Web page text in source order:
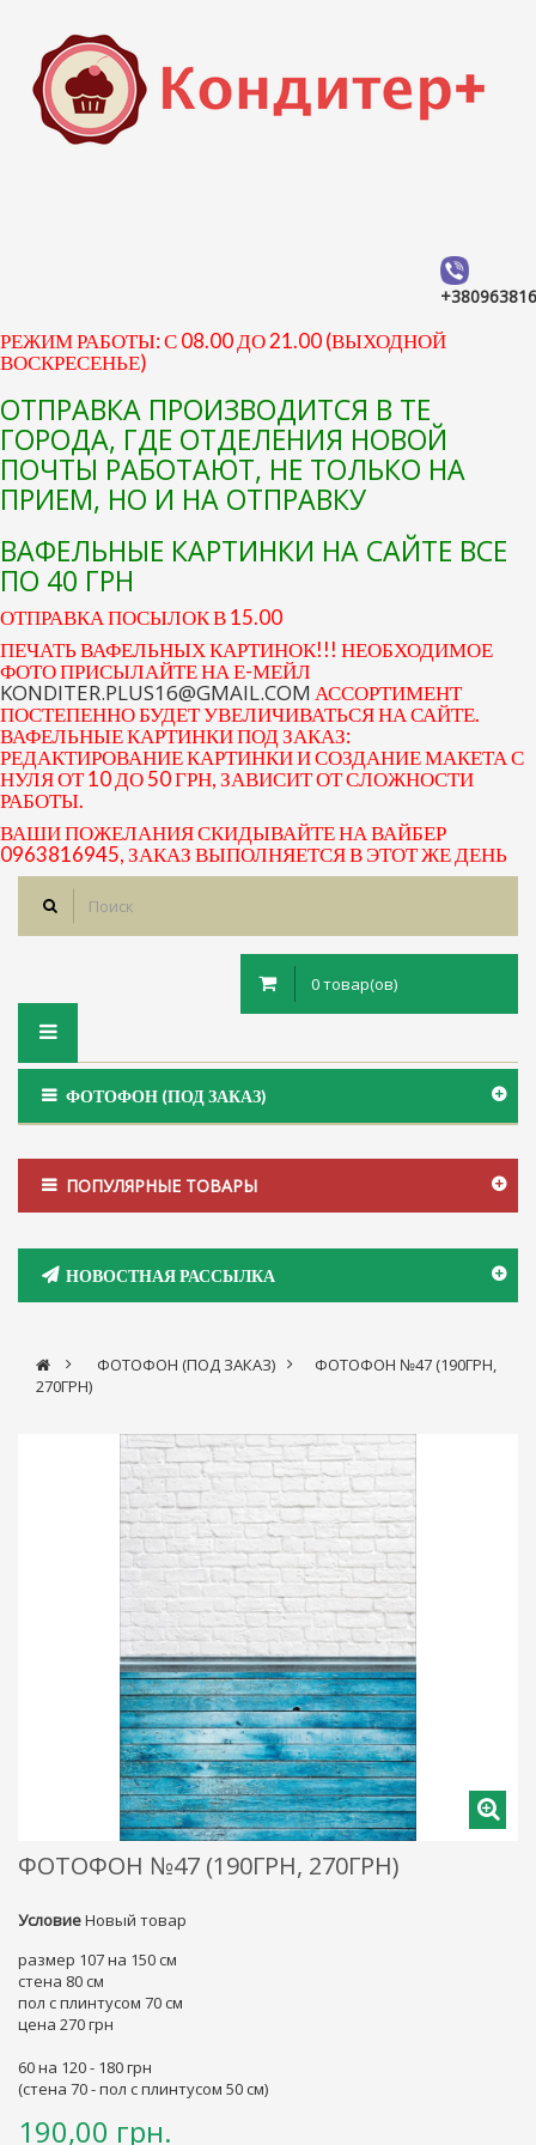
РЕЖИМ РАБОТЫ: С 08.00 ДО 21.00 (ВЫХОДНОЙ
ВОСКРЕСЕНЬЕ)
ОТПРАВКА ПРОИЗВОДИТСЯ В ТЕ
ГОРОДА, ГДЕ ОТДЕЛЕНИЯ НОВОЙ
ПОЧТЫ РАБОТАЮТ, НЕ ТОЛЬКО НА
ПРИЕМ, НО И НА ОТПРАВКУ
ВАФЕЛЬНЫЕ КАРТИНКИ НА САЙТЕ ВСЕ
ПО 40 ГРН
ОТПРАВКА ПОСЫЛОК В 15.00
ПЕЧАТЬ ВАФЕЛЬНЫХ КАРТИНОК!!! НЕОБХОДИМОЕ
ФОТО ПРИСЫЛАЙТЕ НА Е-МЕЙЛ
KONDITER.PLUS16@GMAIL.COM АССОРТИМЕНТ
ПОСТЕПЕННО БУДЕТ УВЕЛИЧИВАТЬСЯ НА САЙТЕ.
ВАФЕЛЬНЫЕ КАРТИНКИ ПОД ЗАКАЗ:
РЕДАКТИРОВАНИЕ КАРТИНКИ И СОЗДАНИЕ МАКЕТА С
НУЛЯ ОТ 10 ДО 50 ГРН, ЗАВИСИТ ОТ СЛОЖНОСТИ
РАБОТЫ.
ВАШИ ПОЖЕЛАНИЯ СКИДЫВАЙТЕ НА ВАЙБЕР
0963816945, ЗАКАЗ ВЫПОЛНЯЕТСЯ В ЭТОТ ЖЕ ДЕНЬ
0 товар(ов)
Toggle
ФОТОФОН (ПОД ЗАКАЗ)
ПОПУЛЯРНЫЕ ТОВАРЫ
НОВОСТНАЯ РАССЫЛКА
> ФОТОФОН (ПОД ЗАКАЗ) >
ФОТОФОН №47 (190ГРН,
270ГРН)
ФОТОФОН №47 (190ГРН, 270ГРН)
УсловиеНовый товар
размер 107 на 150 см
стена 80 см
пол с плинтусом 70 см
цена 270 грн
60 на 120 - 180 грн
(стена 70 - пол с плинтусом 50 см)
190,00 грн.